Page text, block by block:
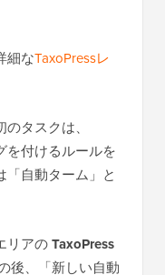
細なTaxoPressレ
タスクは、
を付けるルールを
自動ターム」と
リアのTaxoPress
後、「新しい自動